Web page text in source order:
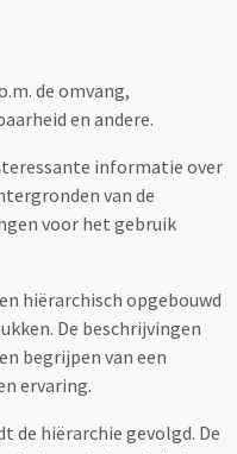
de omvang,
en andere.
informatie over
van de
voor het gebruik
hiërarchisch opgebouwd
De beschrijvingen
begrijpen van een
ervaring.
de hiërarchie gevolgd. De